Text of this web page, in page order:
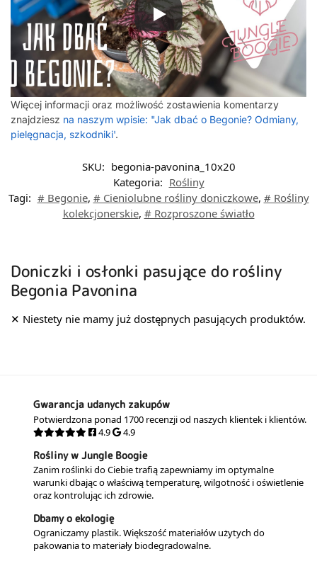
Więcej informacji oraz możliwość zostawienia komentarzy
znajdziesz na naszym wpisie: "Jak dbać o Begonie? Odmiany,
pielęgnacja, szkodniki'.
SKU: begonia-pavonina_10x20
Kategoria: Rośliny
Tagi: # Begonie, # Cieniolubne rośliny doniczkowe, # Rośliny
kolekcjonerskie, # Rozproszone światło
Doniczki i osłonki pasujące do rośliny
Begonia Pavonina
Gwarancja udanych zakupów
Potwierdzona ponad 1700 recenzji od naszych klientek i klientów.
4.9
4.9
Rośliny w Jungle Boogie
Zanim roślinki do Ciebie trafią zapewniamy im optymalne
warunki dbając o właściwą temperaturę, wilgotność i oświetlenie
oraz kontrolując ich zdrowie.
Dbamy o ekologię
Ograniczamy plastik. Większość materiałów użytych do
pakowania to materiały biodegradowalne.